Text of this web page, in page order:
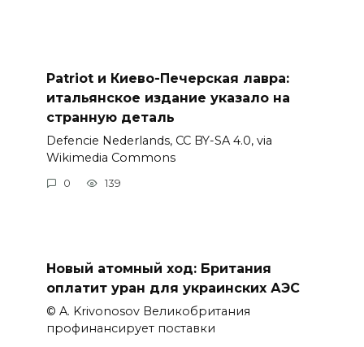
Patriot и Киево-Печерская лавра:
итальянское издание указало на
странную деталь
Defencie Nederlands, CC BY-SA 4.0, via
Wikimedia Commons
0 139
Новый атомный ход: Британия
оплатит уран для украинских АЭС
© A. Krivonosov Великобритания
профинансирует поставки